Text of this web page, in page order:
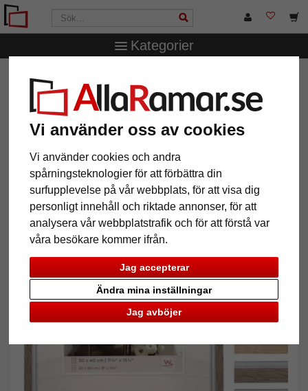
Vi använder oss av cookies
Vi använder cookies och andra
spårningsteknologier för att förbättra din
surfupplevelse på vår webbplats, för att visa dig
personligt innehåll och riktade annonser, för att
analysera vår webbplatstrafik och för att förstå var
våra besökare kommer ifrån.
Jag accepterar
Jag avböjer
Ändra mina inställningar
Kategorier
AllaRamar.se
(MDF)
Träram Hygge (MDF)